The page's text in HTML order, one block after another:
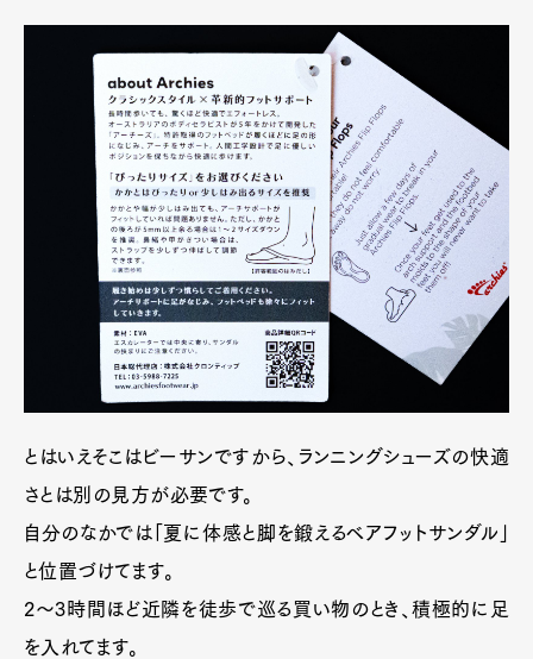
Official Columnist
About
Pen Meet
Pen international Pen tw
とはいえそこはビーサンですから、ランニングシューズの快適
さとは別の見方が必要です。
自分のなかでは「夏に体感と脚を鍛えるベアフットサンダル」
と位置づけてます。
2〜3時間ほど近隣を徒歩で巡る買い物のとき、積極的に足
を入れてます。